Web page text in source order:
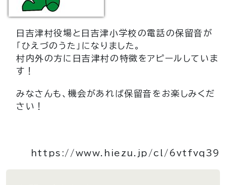
日吉津村役場と日吉津小学校の電話の保留音が
「ひえづのうた」になりました。
村内外の方に日吉津村の特徴をアピールしていま
す！
みなさんも、機会があれば保留音をお楽しみくだ
さい！
https://www.hiezu.jp/cl/6vtfvq39